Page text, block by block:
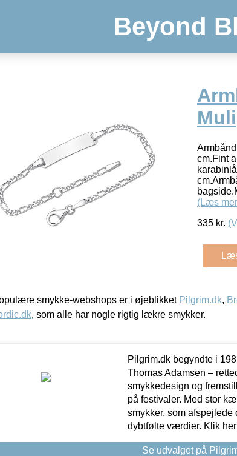
Beyond
cm.Fint
(Læs
335 kr.
smykke-webshops er i øjeblikket Pilgrim.dk,
, som alle har nogle rigtig lækre smykker.
Pilgrim.dk begyndte i
Thomas Adamsen –
smykkedesign og
på festivaler. Med stor
smykker, som afspejlede
dybtfølte værdier. Klik
Se udvalget på